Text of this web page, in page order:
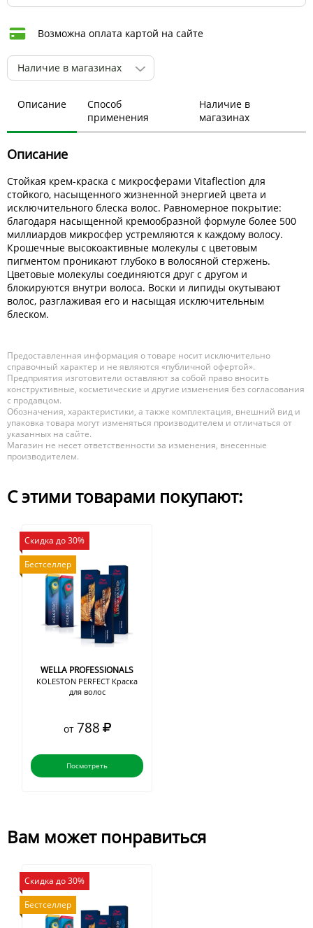
Возможна оплата картой на сайте
Наличие в магазинах
Описание
Способ
применения
Наличие в
магазинах
Описание
Стойкая крем-краска с микросферами Vitaflection для
стойкого, насыщенного жизненной энергией цвета и
исключительного блеска волос. Равномерное покрытие:
благодаря насыщенной кремообразной формуле более 500
миллиардов микросфер устремляются к каждому волосу.
Крошечные высокоактивные молекулы с цветовым
пигментом проникают глубоко в волосяной стержень.
Цветовые молекулы соединяются друг с другом и
блокируются внутри волоса. Воски и липиды окутывают
волос, разглаживая его и насыщая исключительным
блеском.
Предоставленная информация о товаре носит исключительно
справочный характер и не являются «публичной офертой».
Предприятия изготовители оставляют за собой право вносить
конструктивные, косметические и другие изменения без согласования
с продавцом.
Обозначения, характеристики, а также комплектация, внешний вид и
упаковка товара могут изменяться производителем и отличаться от
указанных на сайте.
Магазин не несет ответственности за изменения, внесенные
производителем.
С этими товарами покупают:
Скидка до 30%
Бестселлер
WELLA PROFESSIONALS
KOLESTON PERFECT Краска
для волос
от 788
Посмотреть
Вам может понравиться
Скидка до 30%
Бестселлер